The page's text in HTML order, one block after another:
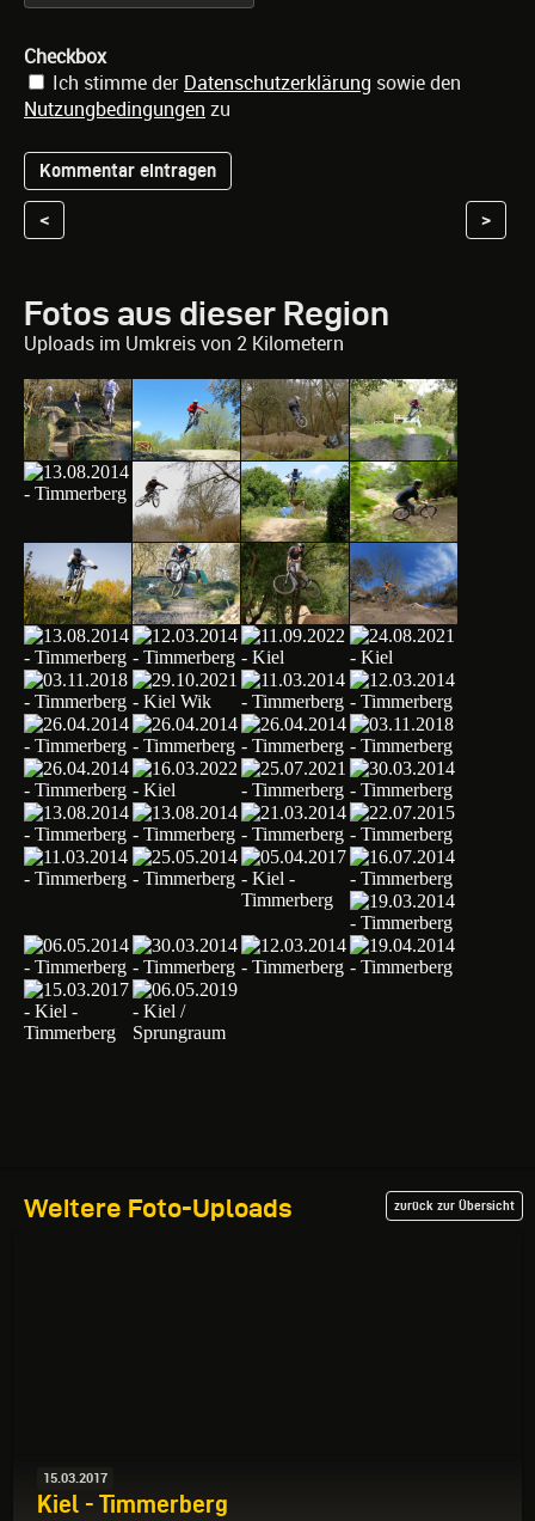
Checkbox
Ich stimme der Datenschutzerklärung sowie den
Nutzungbedingungen zu
< >
Fotos aus dieser Region
Uploads im Umkreis von 2 Kilometern
Weitere Foto-Uploads zurück zur Übersicht
15.03.2017
Kiel - Timmerberg